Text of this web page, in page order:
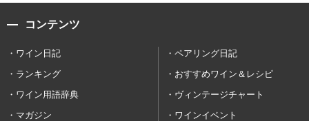
コンテンツ
ワイン日記
ペアリング日記
ランキング
おすすめワイン＆レシピ
ワイン用語辞典
ヴィンテージチャート
マガジン
ワインイベント